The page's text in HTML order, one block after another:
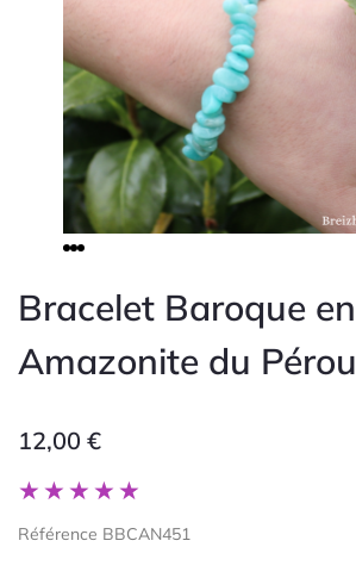
Bracelet Baroque en
Amazonite du Pérou
12,00 €
★ ★ ★ ★ ★
sur
Référence BBCAN451